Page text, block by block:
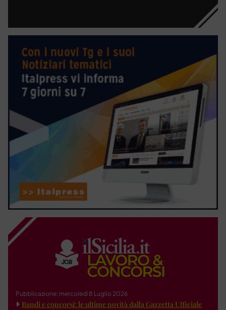
Pubblicazione: mercoledì 8 Luglio 2026
Bandi e concorsi: le ultime novità dalla Gazzetta Ufficiale